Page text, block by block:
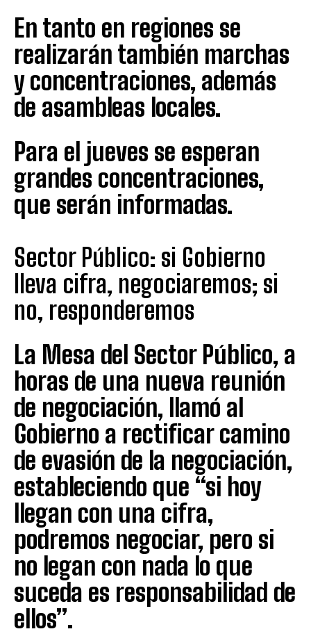
En tanto en regiones se
realizarán también marchas
y concentraciones, además
de asambleas locales.
Para el jueves se esperan
grandes concentraciones,
que serán informadas.
Sector Público: si Gobierno
lleva cifra, negociaremos; si
no, responderemos
La Mesa del Sector Público, a
horas de una nueva reunión
de negociación, llamó al
Gobierno a rectificar camino
de evasión de la negociación,
estableciendo que “si hoy
llegan con una cifra,
podremos negociar, pero si
no legan con nada lo que
suceda es responsabilidad de
ellos”.